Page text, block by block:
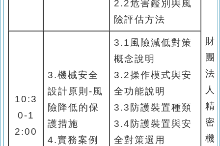
2.2危害鑑別與風
險評估方法
財
團
法
人
精
密
機
10:3
0-1
2:00
3.機械安全
設計原則 -風
險降低的保
護措施
4.實務案例
3.1 風險減低對策
概念說明
3.2操作模式與安
全功能說明
3.3 防護裝置種類
3.4 防護裝置與安
全對策選用